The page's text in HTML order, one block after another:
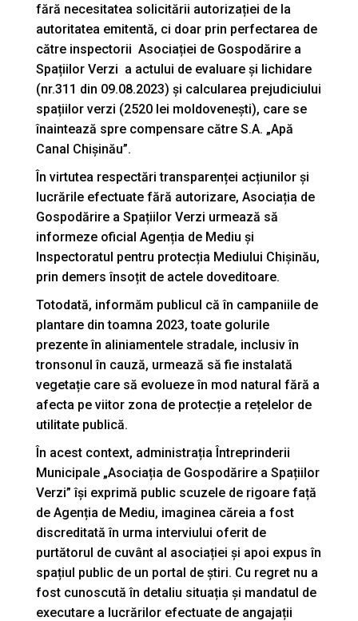
fără necesitatea solicitării autorizației de la
autoritatea emitentă, ci doar prin perfectarea de
către inspectorii Asociației de Gospodărire a
Spațiilor Verzi a actului de evaluare și lichidare
(nr.311 din 09.08.2023) și calcularea prejudiciului
spațiilor verzi (2520 lei moldovenești), care se
înaintează spre compensare către S.A. „Apă
Canal Chișinău”.
În virtutea respectări transparenței acțiunilor și
lucrările efectuate fără autorizare, Asociația de
Gospodărire a Spațiilor Verzi urmează să
informeze oficial Agenția de Mediu și
Inspectoratul pentru protecția Mediului Chișinău,
prin demers însoțit de actele doveditoare.
Totodată, informăm publicul că în campaniile de
plantare din toamna 2023, toate golurile
prezente în aliniamentele stradale, inclusiv în
tronsonul în cauză, urmează să fie instalată
vegetație care să evolueze în mod natural fără a
afecta pe viitor zona de protecție a rețelelor de
utilitate publică.
În acest context, administrația Întreprinderii
Municipale „Asociația de Gospodărire a Spațiilor
Verzi” își exprimă public scuzele de rigoare față
de Agenția de Mediu, imaginea căreia a fost
discreditată în urma interviului oferit de
purtătorul de cuvânt al asociației și apoi expus în
spațiul public de un portal de știri. Cu regret nu a
fost cunoscută în detaliu situația și mandatul de
executare a lucrărilor efectuate de angajații